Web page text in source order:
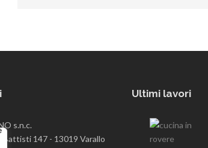
s.n.c.
Battisti 147 - 13019 Varallo
Ultimi lavori